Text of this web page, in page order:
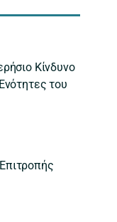
Κίνδυνο
του